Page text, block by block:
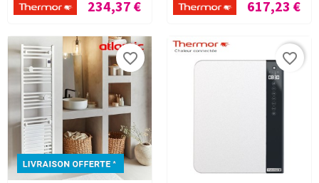
Prix
234,37 €
Prix
617,23 €
favorite_border favorite_border